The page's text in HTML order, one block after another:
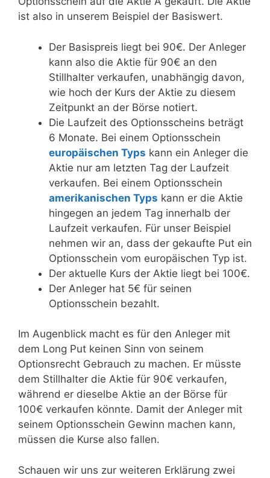
ist also in unserem Beispiel der Basiswert.
Der Basispreis liegt bei 90€. Der Anleger
kann also die Aktie für 90€ an den
Stillhalter verkaufen, unabhängig davon,
wie hoch der Kurs der Aktie zu diesem
Zeitpunkt an der Börse notiert.
Die Laufzeit des Optionsscheins beträgt
6 Monate. Bei einem Optionsschein
europäischen Typs kann ein Anleger die
Aktie nur am letzten Tag der Laufzeit
verkaufen. Bei einem Optionsschein
amerikanischen Typs kann er die Aktie
hingegen an jedem Tag innerhalb der
Laufzeit verkaufen. Für unser Beispiel
nehmen wir an, dass der gekaufte Put ein
Optionsschein vom europäischen Typ ist.
Der aktuelle Kurs der Aktie liegt bei 100€.
Der Anleger hat 5€ für seinen
Optionsschein bezahlt.
Im Augenblick macht es für den Anleger mit
dem Long Put keinen Sinn von seinem
Optionsrecht Gebrauch zu machen. Er müsste
dem Stillhalter die Aktie für 90€ verkaufen,
während er dieselbe Aktie an der Börse für
100€ verkaufen könnte. Damit der Anleger mit
seinem Optionsschein Gewinn machen kann,
müssen die Kurse also fallen.
Schauen wir uns zur weiteren Erklärung zwei